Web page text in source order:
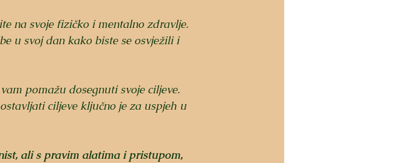
na svoje fizičko i mentalno zdravlje.
u svoj dan kako biste se osvježili i
pomažu dosegnuti svoje ciljeve.
ciljeve ključno je za uspjeh u
ali s pravim alatima i pristupom,